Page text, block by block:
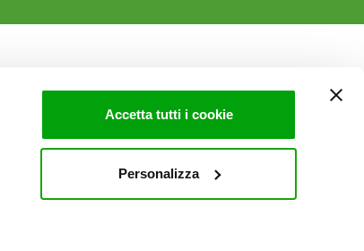
Accetta tutti i cookie
Personalizza